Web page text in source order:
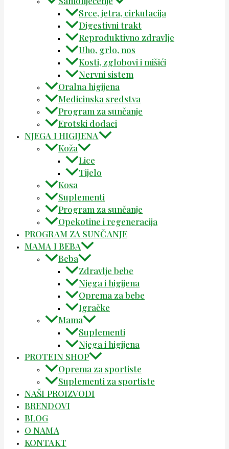
Srce, jetra, cirkulacija
Digestivni trakt
Reproduktivno zdravlje
Uho, grlo, nos
Kosti, zglobovi i mišići
Nervni sistem
Oralna higijena
Medicinska sredstva
Program za sunčanje
Erotski dodaci
NJEGA I HIGIJENA
Koža
Lice
Tijelo
Kosa
Suplementi
Program za sunčanje
Opekotine i regeneracija
PROGRAM ZA SUNČANJE
MAMA I BEBA
Beba
Zdravlje bebe
Njega i higijena
Oprema za bebe
Igračke
Mama
Suplementi
Njega i higijena
PROTEIN SHOP
Oprema za sportiste
Suplementi za sportiste
NAŠI PROIZVODI
BRENDOVI
BLOG
O NAMA
KONTAKT